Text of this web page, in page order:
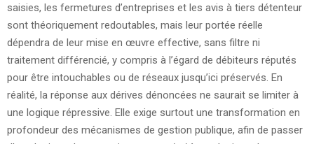
saisies, les fermetures d’entreprises et les avis à tiers détenteur
sont théoriquement redoutables, mais leur portée réelle
dépendra de leur mise en œuvre effective, sans filtre ni
traitement différencié, y compris à l’égard de débiteurs réputés
pour être intouchables ou de réseaux jusqu’ici préservés. En
réalité, la réponse aux dérives dénoncées ne saurait se limiter à
une logique répressive. Elle exige surtout une transformation en
profondeur des mécanismes de gestion publique, afin de passer